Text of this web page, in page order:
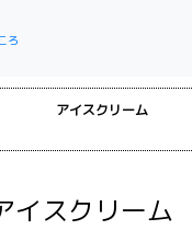
ろ
アイスクリーム
イスクリーム